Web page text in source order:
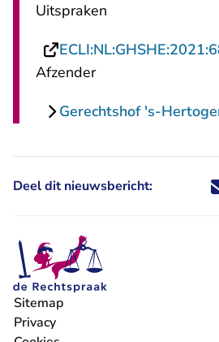
Uitspraken
Afzender
Gerechtshof 's-
Deel dit nieuwsbericht: Deel
Sitemap
Privacy